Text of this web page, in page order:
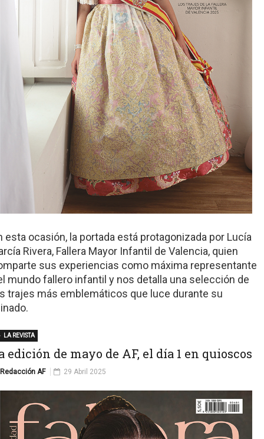
esta ocasión, la portada está protagonizada por Lucía
Rivera, Fallera Mayor Infantil de Valencia, quien
sus experiencias como máxima representante
mundo fallero infantil y nos detalla una selección de
trajes más emblemáticos que luce durante su
edición de mayo de AF, el día 1 en quioscos
Redacción AF
LA REVISTA
29 Abril 2025